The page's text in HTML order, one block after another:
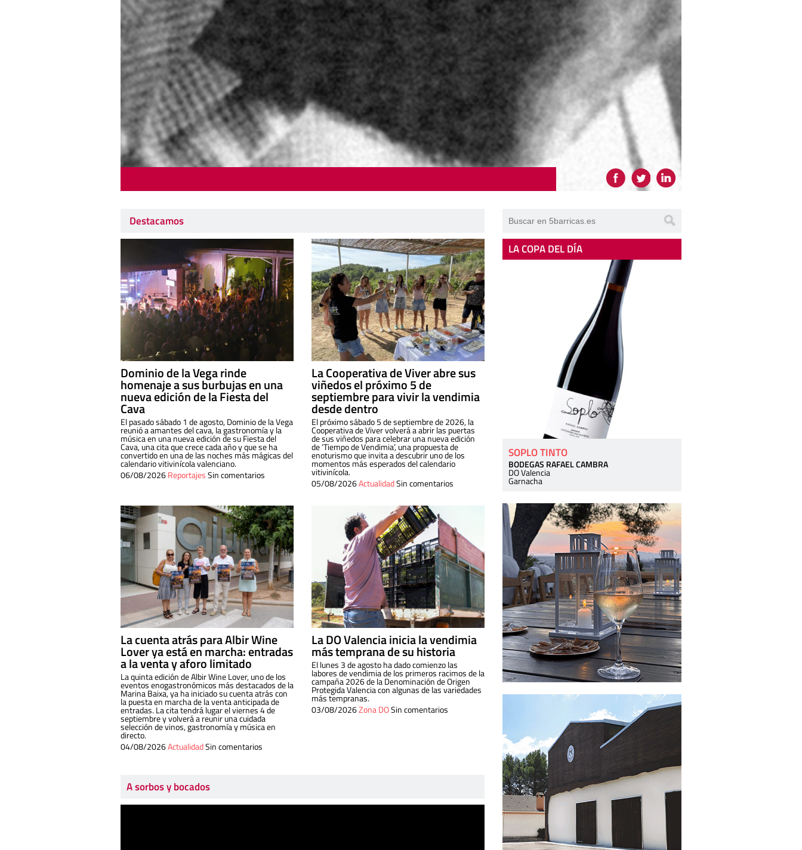
Destacamos
Dominio de la Vega rinde
homenaje a sus burbujas en una
nueva edición de la Fiesta del
Cava
El pasado sábado 1 de agosto, Dominio de la Vega
reunió a amantes del cava, la gastronomía y la
música en una nueva edición de su Fiesta del
Cava, una cita que crece cada año y que se ha
convertido en una de las noches más mágicas del
calendario vitivinícola valenciano.
06/08/2026ReportajesSin comentarios
La Cooperativa de Viver abre sus
viñedos el próximo 5 de
septiembre para vivir la vendimia
desde dentro
El próximo sábado 5 de septiembre de 2026, la
Cooperativa de Viver volverá a abrir las puertas
de sus viñedos para celebrar una nueva edición
de ‘Tiempo de Vendimia’, una propuesta de
enoturismo que invita a descubrir uno de los
momentos más esperados del calendario
vitivinícola.
05/08/2026ActualidadSin comentarios
La cuenta atrás para Albir Wine
Lover ya está en marcha: entradas
a la venta y aforo limitado
La quinta edición de Albir Wine Lover, uno de los
eventos enogastronómicos más destacados de la
Marina Baixa, ya ha iniciado su cuenta atrás con
la puesta en marcha de la venta anticipada de
entradas. La cita tendrá lugar el viernes 4 de
septiembre y volverá a reunir una cuidada
selección de vinos, gastronomía y música en
directo.
04/08/2026ActualidadSin comentarios
La DO Valencia inicia la vendimia
más temprana de su historia
El lunes 3 de agosto ha dado comienzo las
labores de vendimia de los primeros racimos de la
campaña 2026 de la Denominación de Origen
Protegida Valencia con algunas de las variedades
más tempranas.
03/08/2026Zona DOSin comentarios
A sorbos y bocados
LA COPA DEL DÍA
SOPLO TINTO
BODEGAS RAFAEL CAMBRA
DO Valencia
Garnacha